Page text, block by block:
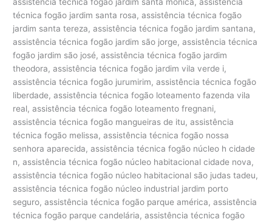
técnica fogão jardim santa rosa, assistência técnica fogão
jardim santa tereza, assistência técnica fogão jardim santana,
assistência técnica fogão jardim são jorge, assistência técnica
fogão jardim são josé, assistência técnica fogão jardim
theodora, assistência técnica fogão jardim vila verde i,
assistência técnica fogão jurumirim, assistência técnica fogão
liberdade, assistência técnica fogão loteamento fazenda vila
real, assistência técnica fogão loteamento fregnani,
assistência técnica fogão mangueiras de itu, assistência
técnica fogão melissa, assistência técnica fogão nossa
senhora aparecida, assistência técnica fogão núcleo h cidade
n, assistência técnica fogão núcleo habitacional cidade nova,
assistência técnica fogão núcleo habitacional são judas tadeu,
assistência técnica fogão núcleo industrial jardim porto
seguro, assistência técnica fogão parque américa, assistência
técnica fogão parque candelária, assistência técnica fogão